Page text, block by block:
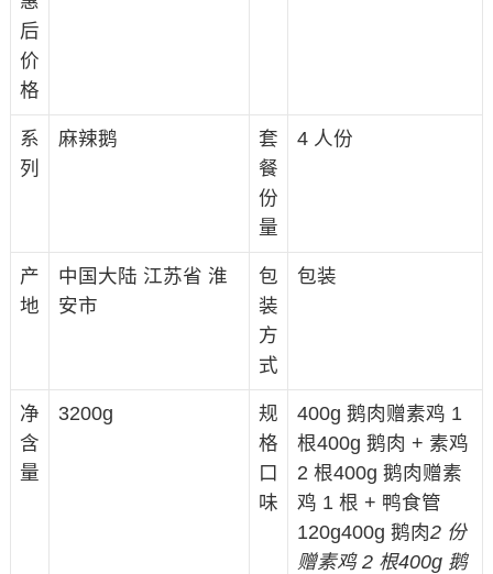
后
价
格
系
列
麻辣鹅
套
餐
份
量
4 人份
产
地
中国大陆 江苏省 淮
安市
包
装
方
式
包装
净
含
量
3200g
规
格
口
味
400g 鹅肉赠素鸡 1
根400g 鹅肉 + 素鸡
2 根400g 鹅肉赠素
鸡 1 根 + 鸭食管
120g400g 鹅肉2 份
赠素鸡 2 根400g 鹅